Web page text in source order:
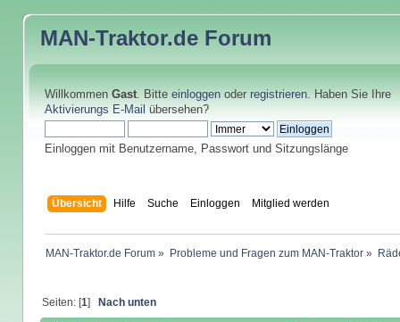
MAN-Traktor.de Forum
Willkommen Gast. Bitte einloggenoder registrieren. Haben Sie Ihre
Aktivierungs E-Mail übersehen?
Einloggen mit Benutzername, Passwort und Sitzungslänge
Übersicht Hilfe Suche Einloggen Mitglied werden
MAN-Traktor.de Forum » Probleme und Fragen zum MAN-Traktor »
Seiten: [1] Nach unten